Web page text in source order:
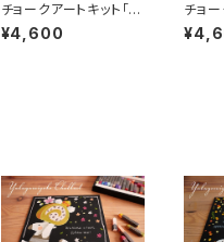
チョークアートキット「c
hildren's day」
¥4,600
チョー
リスマ